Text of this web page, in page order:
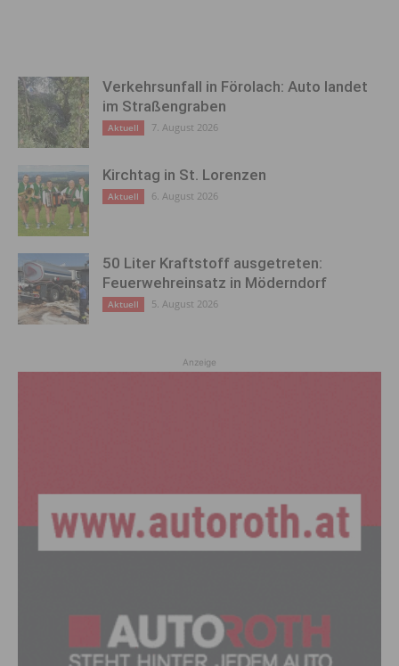
Verkehrsunfall in Förolach: Auto landet
im Straßengraben
Aktuell 7. August 2026
Kirchtag in St. Lorenzen
Aktuell 6. August 2026
50 Liter Kraftstoff ausgetreten:
Feuerwehreinsatz in Möderndorf
Aktuell 5. August 2026
Anzeige